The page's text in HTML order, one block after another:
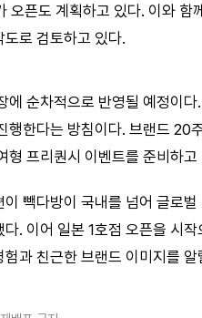
오픈도 계획하고 있다. 이와 함
로 검토하고 있다.
에 순차적으로 반영될 예정이
행한다는 방침이다. 브랜드 20
형 프리퀀시 이벤트를 준비하고
빽다방이 국내를 넘어 글로
. 이어 일본 1호점 오픈을 시
과 친근한 브랜드 이미지를